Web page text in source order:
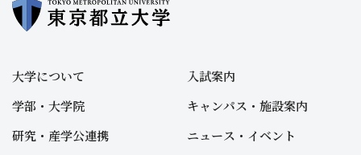
大学について
学部・大学院
研究・産学公連携
入試案内
キャンパス・施設案内
ニュース・イベント